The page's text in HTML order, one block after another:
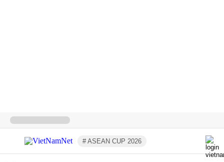
# ASEAN CUP 2026